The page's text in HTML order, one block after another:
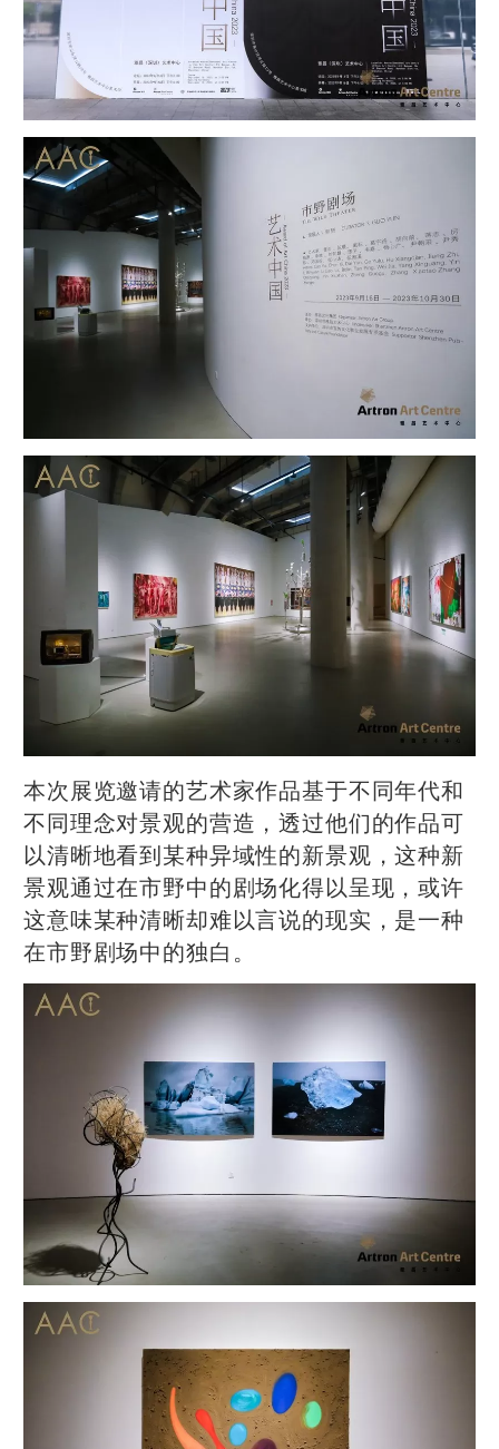
本次展览邀请的艺术家作品基于不同年代和
不同理念对景观的营造，透过他们的作品可
以清晰地看到某种异域性的新景观，这种新
景观通过在市野中的剧场化得以呈现，或许
这意味某种清晰却难以言说的现实，是一种
在市野剧场中的独白。